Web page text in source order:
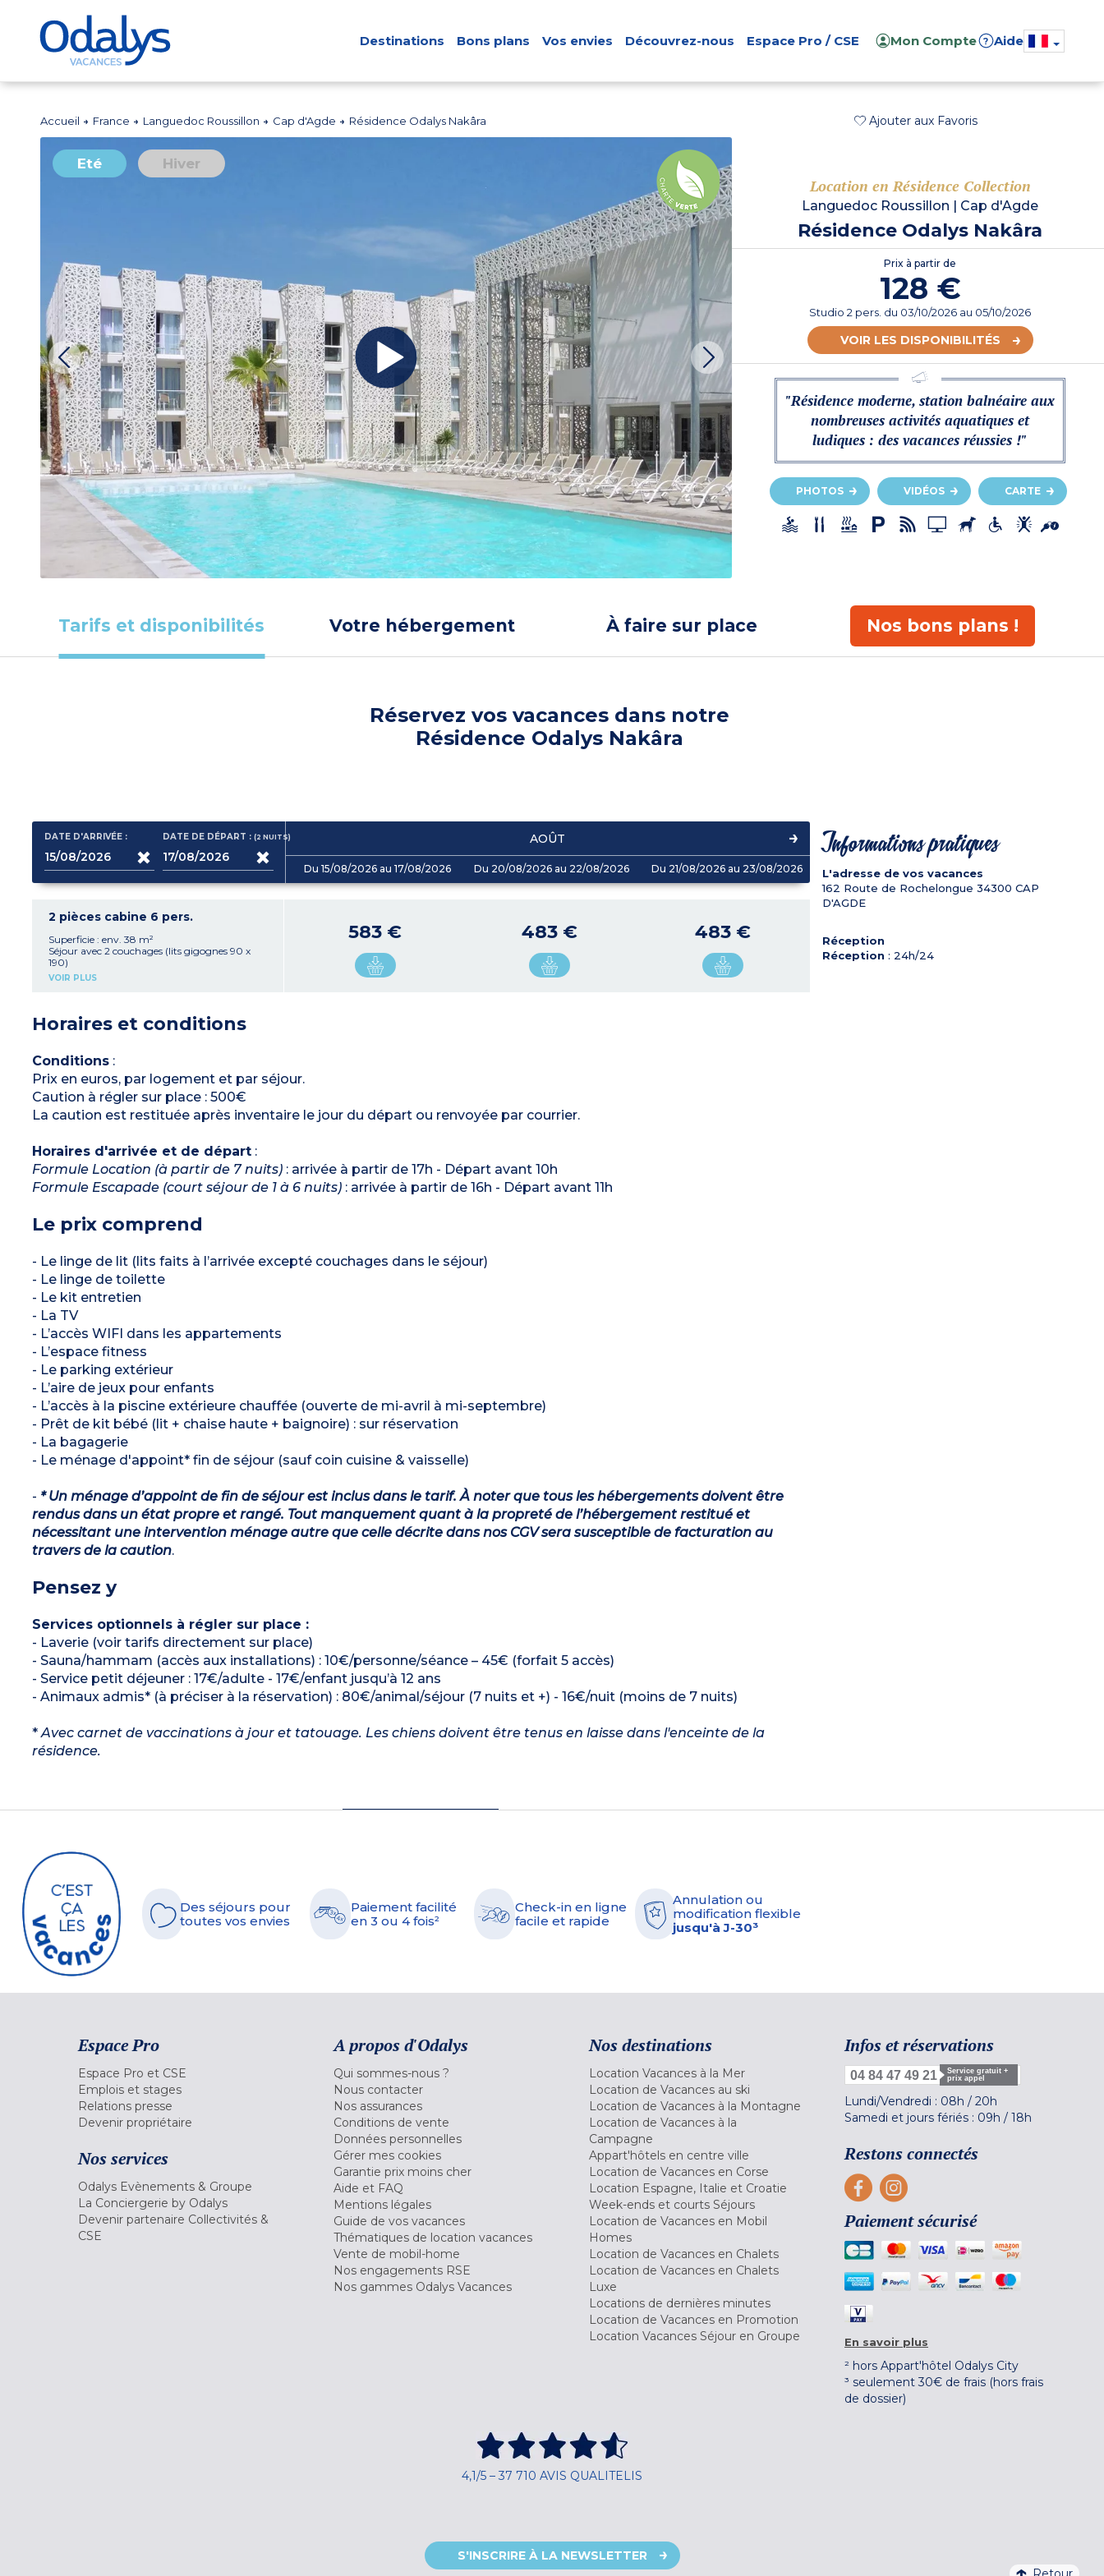
Destinations Bons plans Vos envies Découvrez-nous Espace Pro / CSE Mon Compte ? Aide
Accueil France Languedoc Roussillon Cap d'Agde Résidence Odalys Nakâra Ajouter aux Favoris
Eté Hiver
Location en Résidence Collection
Languedoc Roussillon Cap d'Agde
Résidence Odalys Nakâra
Prix à partir de
128 €
Studio 2 pers. du 03/10/2026 au 05/10/2026
VOIR LES DISPONIBILITÉS
"Résidence moderne, station balnéaire aux
nombreuses activités aquatiques et
ludiques : des vacances réussies !"
PHOTOS VIDÉOS CARTE
Tarifs et disponibilités Votre hébergement À faire sur place Nos bons plans !
Réservez vos vacances dans notre
Résidence Odalys Nakâra
DATE D'ARRIVÉE : DATE DE DÉPART :(2NUITS) AOÛT
Du 15/08/2026 au 17/08/2026 Du 20/08/2026 au 22/08/2026 Du 21/08/2026 au 23/08/2026
2 pièces cabine 6 pers.
Superficie : env. 38 m²
Séjour avec 2 couchages (lits gigognes 90 x
190)
Kitchenette équipée (plaque vitrocéramique 4
capsules)
1 chambre avec 2 couchages : 1 grand lit 160 x
1 cabine fermée avec 2 lits superposés
Salle de bains avec baignoire ou douche, sèche-
cheveux, miroir grossissant , WC séparé
Petit balcon ou terrasse
VOIR PLUS
583 € 483 € 483 €
Horaires et conditions
Conditions:
Prix en euros, par logement et par séjour.
Caution à régler sur place : 500€
La caution est restituée après inventaire le jour du départ ou renvoyée par courrier.
Horaires d'arrivée et de départ:
Formule Location (à partir de 7 nuits): arrivée à partir de 17h - Départ avant 10h
Formule Escapade (court séjour de 1 à 6 nuits): arrivée à partir de 16h - Départ avant 11h
Le prix comprend
- Le linge de lit (lits faits à l’arrivée excepté couchages dans le séjour)
- Le linge de toilette
- Le kit entretien
- La TV
- L’accès WIFI dans les appartements
- L’espace fitness
- Le parking extérieur
- L’aire de jeux pour enfants
- L’accès à la piscine extérieure chauffée (ouverte de mi-avril à mi-septembre)
- Prêt de kit bébé (lit + chaise haute + baignoire) : sur réservation
- La bagagerie
- Le ménage d'appoint* fin de séjour (sauf coin cuisine & vaisselle)
- * Un ménage d’appoint de fin de séjour est inclus dans le tarif. À noter que tous les hébergements doivent être
rendus dans un état propre et rangé. Tout manquement quant à la propreté de l’hébergement restitué et
nécessitant une intervention ménage autre que celle décrite dans nos CGV sera susceptible de facturation au
travers de la caution.
Pensez y
Services optionnels à régler sur place :
- Laverie (voir tarifs directement sur place)
- Sauna/hammam (accès aux installations) : 10€/personne/séance – 45€ (forfait 5 accès)
- Service petit déjeuner : 17€/adulte - 17€/enfant jusqu’à 12 ans
- Animaux admis* (à préciser à la réservation) : 80€/animal/séjour (7 nuits et +) - 16€/nuit (moins de 7 nuits)
*Avec carnet de vaccinations à jour et tatouage. Les chiens doivent être tenus en laisse dans l'enceinte de la
résidence.
Informations pratiques
L'adresse de vos vacances
162 Route de Rochelongue 34300 CAP
D'AGDE
Réception
Réception : 24h/24
Des séjours pour
toutes vos envies
Paiement facilité
en 3 ou 4 fois²
Check-in en ligne
facile et rapide
Annulation ou
modification flexible
jusqu'à J-30³
Espace Pro
Espace Pro et CSE
Emplois et stages
Relations presse
Devenir propriétaire
Nos services
Odalys Evènements & Groupe
La Conciergerie by Odalys
Devenir partenaire Collectivités &
CSE
A propos d'Odalys
Qui sommes-nous ?
Nous contacter
Nos assurances
Conditions de vente
Données personnelles
Gérer mes cookies
Garantie prix moins cher
Aide et FAQ
Mentions légales
Guide de vos vacances
Thématiques de location vacances
Vente de mobil-home
Nos engagements RSE
Nos gammes Odalys Vacances
Nos destinations
Location Vacances à la Mer
Location de Vacances au ski
Location de Vacances à la Montagne
Location de Vacances à la
Campagne
Appart'hôtels en centre ville
Location de Vacances en Corse
Location Espagne, Italie et Croatie
Week-ends et courts Séjours
Location de Vacances en Mobil
Homes
Location de Vacances en Chalets
Location de Vacances en Chalets
Luxe
Locations de dernières minutes
Location de Vacances en Promotion
Location Vacances Séjour en Groupe
Infos et réservations
04 84 47 49 21
Service gratuit +
prix appel
Lundi/Vendredi : 08h / 20h
Samedi et jours fériés : 09h / 18h
Restons connectés
Paiement sécurisé
En savoir plus
² hors Appart'hôtel Odalys City
³ seulement 30€ de frais (hors frais
de dossier)
4,1/5 – 37 710 AVIS QUALITELIS
S'INSCRIRE À LA NEWSLETTER